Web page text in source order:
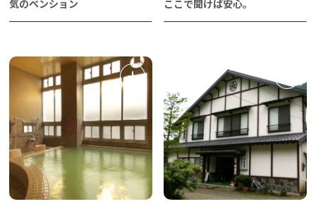
気のペンション ここで聞けば安心。